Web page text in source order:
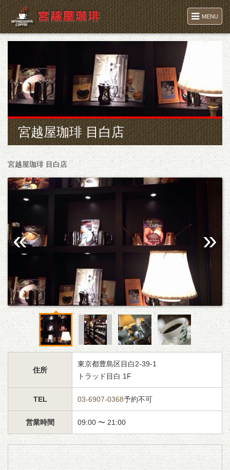
MENU
宮越屋珈琲 目白店
宮越屋珈琲 目白店
住所
東京都豊島区目白2-39-1
トラッド目白 1F
TEL 03-6907-0368予約不可
営業時間 09:00 〜 21:00